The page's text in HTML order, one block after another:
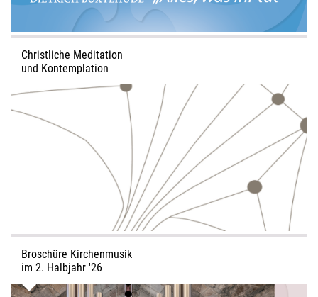
Christliche Meditation
und Kontemplation
"Es liegt im Stillesein eine wunderbare Macht…"
Einführungskurs – 4 Abende im September: Anmeldung
Offener Abend mit der Übung des Herzensgebets: Mittwoch,
9. September, 14. Oktober, 4. November – immer um 19.30
Neue Interessierte sind jederzeit willkommen.
Broschüre Kirchenmusik
im 2. Halbjahr '26
Das neue Programm zur Kirchenmusik an St. Reinoldi ist da.